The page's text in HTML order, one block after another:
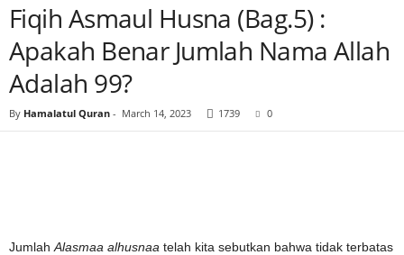
Fiqih Asmaul Husna (Bag.5) :
Apakah Benar Jumlah Nama Allah
Adalah 99?
By Hamalatul Quran - March 14, 2023 1739 0
Jumlah Alasmaa alhusnaa telah kita sebutkan bahwa tidak terbatas